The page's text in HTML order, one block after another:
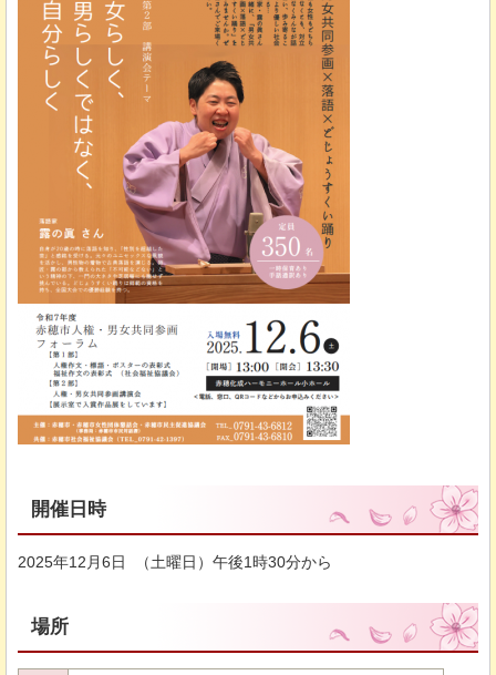
開催日時
2025年12月6日 （土曜日）午後1時30分から
場所